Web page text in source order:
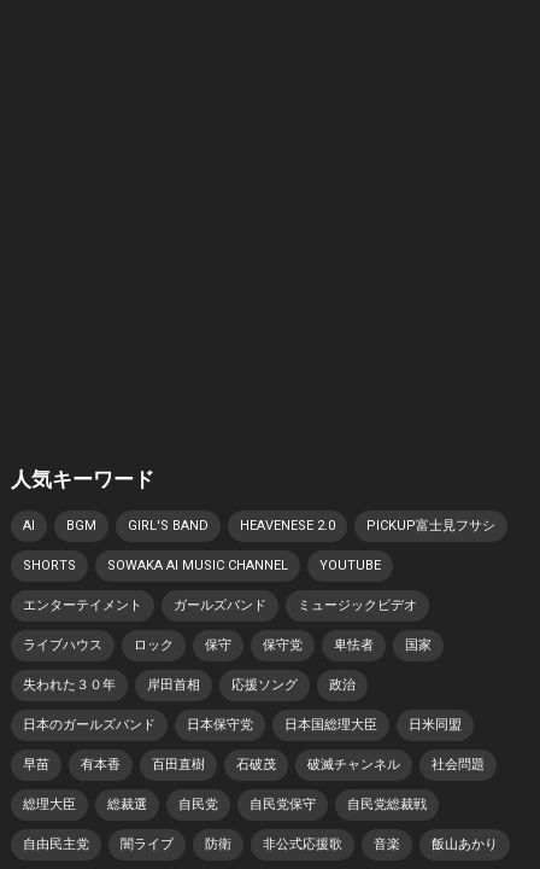
人気キーワード
AI BGM GIRL'S BAND HEAVENESE 2.0 PICKUP富士見フサシ
SHORTS SOWAKA AI MUSIC CHANNEL YOUTUBE
エンターテイメント ガールズバンド ミュージックビデオ
ライブハウス ロック 保守 保守党 卑怯者 国家
失われた３０年 岸田首相 応援ソング 政治
日本のガールズバンド 日本保守党 日本国総理大臣 日米同盟
早苗 有本香 百田直樹 石破茂 破滅チャンネル 社会問題
総理大臣 総裁選 自民党 自民党保守 自民党総裁戦
自由民主党 闇ライブ 防衛 非公式応援歌 音楽 飯山あかり